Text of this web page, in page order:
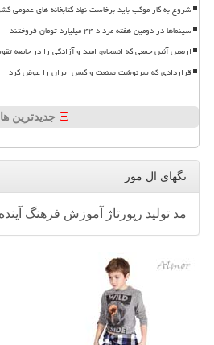
شروع به کار موکب باید برخاست نهاد کتابخانه های عمومی
سینماها در دومین هفته مرداد ۴۴ میلیارد تومان فروختند
اربعین آئین جمعی که انسجام، امید و آزادگی را در جامعه
قراردادی که سرنوشت صنعت واکسن ایران را عوض کرد
جدیدترین ها
تگهای ال مور
مد تولید رپورتاژ آموزش فرهنگ آینده